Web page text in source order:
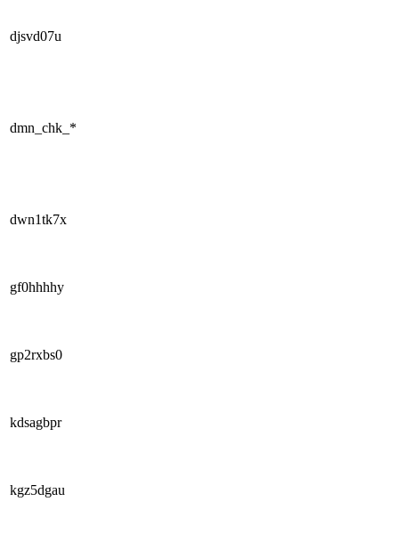
djsvd07u
dmn_chk_*
dwn1tk7x
gf0hhhhy
gp2rxbs0
kdsagbpr
kgz5dgau